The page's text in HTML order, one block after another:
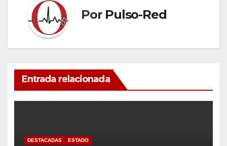
Por Pulso-Red
Entrada relacionada
DESTACADAS ESTADO